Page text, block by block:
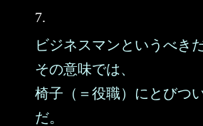
7.
ビジネスマンというべきだ
その意味では、
椅子（＝役職）にとびつ
だ。